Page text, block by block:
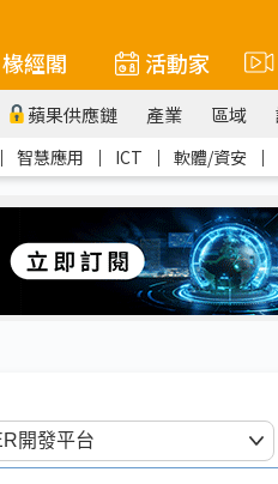
椽經閣 活動家
蘋果供應鏈 產業 區域
｜ 智慧應用 ｜ ICT ｜ 軟體/資安 ｜